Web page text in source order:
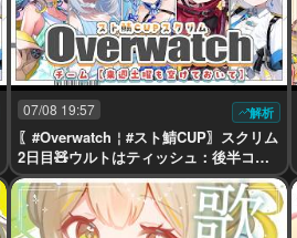
07/08 19:57 解析
〖#Overwatch￤#スト鯖CUP〗スクリム
2日目🧸ウルトはティッシュ：後半コー
チング&熱血クイマ ￤#陽茅ほかほか￤#
UniVIRTUAL #Vtuber